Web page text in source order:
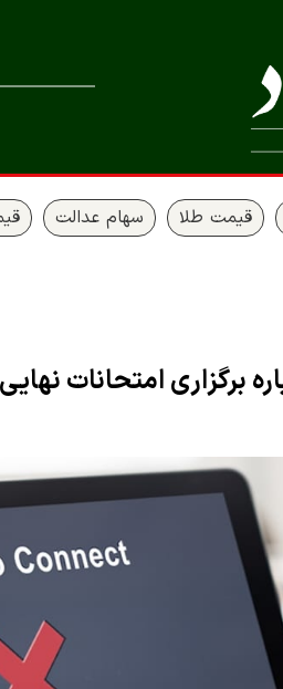
قیمت طلا سهام عدالت
برگزاری امتحانات نهایی